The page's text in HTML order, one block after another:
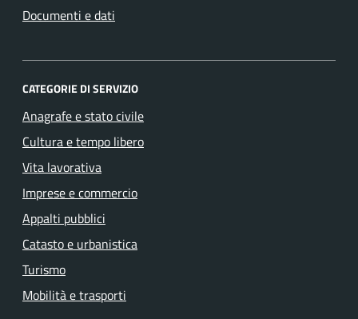
Documenti e dati
CATEGORIE DI SERVIZIO
Anagrafe e stato civile
Cultura e tempo libero
Vita lavorativa
Imprese e commercio
Appalti pubblici
Catasto e urbanistica
Turismo
Mobilità e trasporti